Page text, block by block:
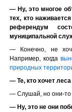
— Ну, это многое
тех, кто
референдум
муниципальной
— Конечно, не
Например, когда
природных
— Те, кто хочет
— Слушай, но они-то
— Ну, это не они